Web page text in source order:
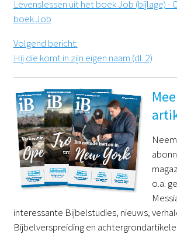
Levenslessen uit het boek Job (bijlage) -
boek Job
Volgend bericht:
Hij die komt in zijn eigen naam (dl. 2)
o.a.
interessante Bijbelstudies, nieuws,
Bijbelverspreiding en